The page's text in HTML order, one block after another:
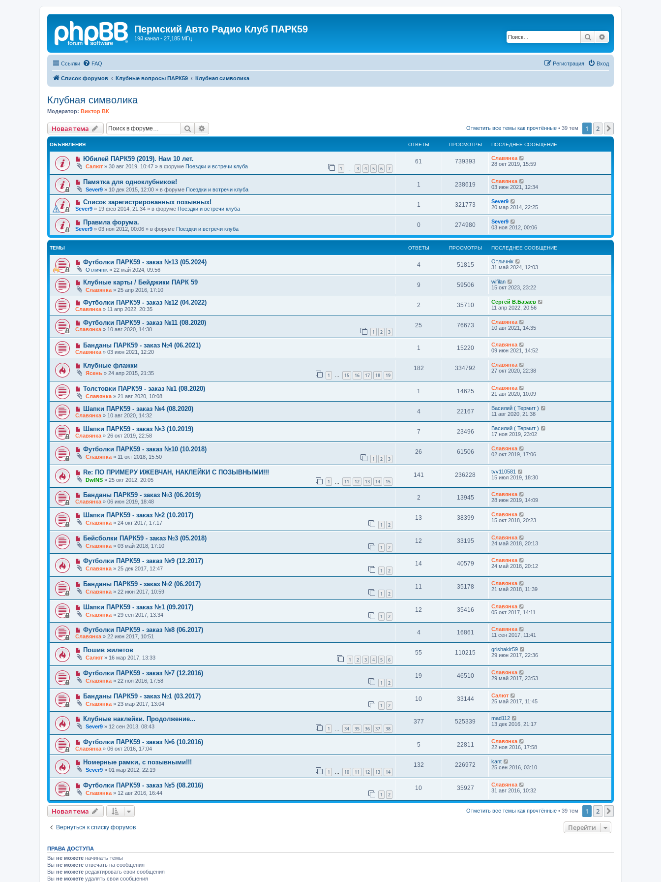
Пермский Авто Радио Клуб ПАРК59
19й канал - 27,185 МГц Поиск
Ссылки FAQ Вход
Регистрация
Список форумов Клубные вопросы ПАРК59 Клубная символика
Клубная символика
Модератор: Виктор ВК
Новая тема Поиск Отметить все темы как прочтённые • 39 тем 1 2
ОБЪЯВЛЕНИЯ ОТВЕТЫ ПРОСМОТРЫ ПОСЛЕДНЕЕ СООБЩЕНИЕ
Юбилей ПАРК59 (2019). Нам 10 лет.
Салют » 30 авг 2019, 10:47 » в форуме Поездки и встречи клуба 1 … 3 4 5 6 7
61 739393
Славянка
28 окт 2019, 15:59
Памятка для одноклубников!
Sever9 » 10 дек 2015, 12:00 » в форуме Поездки и встречи клуба
1 238619
Славянка
03 июн 2021, 12:34
Список зарегистрированных позывных!
Sever9 » 19 фев 2014, 21:34 » в форуме Поездки и встречи клуба
1 321773
Sever9
20 мар 2014, 22:25
Правила форума.
Sever9 » 03 ноя 2012, 00:06 » в форуме Поездки и встречи клуба
0 274980
Sever9
03 ноя 2012, 00:06
ТЕМЫ ОТВЕТЫ ПРОСМОТРЫ ПОСЛЕДНЕЕ СООБЩЕНИЕ
Футболки ПАРК59 - заказ №13 (05.2024)
Отличнiк » 22 май 2024, 09:56
4 51815
Отличнiк
31 май 2024, 12:03
Клубные карты / Бейджики ПАРК 59
Славянка » 25 апр 2016, 17:10
9 59506
wifilan
15 окт 2023, 23:22
Футболки ПАРК59 - заказ №12 (04.2022)
Славянка » 11 апр 2022, 20:35
2 35710
Сергей В.Базаев
11 апр 2022, 20:56
Футболки ПАРК59 - заказ №11 (08.2020)
Славянка » 10 авг 2020, 14:30 1 2 3
25 76673
Славянка
10 авг 2021, 14:35
Банданы ПАРК59 - заказ №4 (06.2021)
Славянка » 03 июн 2021, 12:20
1 15220
Славянка
09 июн 2021, 14:52
Клубные флажки
Ясень » 24 апр 2015, 21:35 1 … 15 16 17 18 19
182 334792
Славянка
27 окт 2020, 22:38
Толстовки ПАРК59 - заказ №1 (08.2020)
Славянка » 21 авг 2020, 10:08
1 14625
Славянка
21 авг 2020, 10:09
Шапки ПАРК59 - заказ №4 (08.2020)
Славянка » 10 авг 2020, 14:32
4 22167
Василий ( Термит )
11 авг 2020, 21:38
Шапки ПАРК59 - заказ №3 (10.2019)
Славянка » 26 окт 2019, 22:58
7 23496
Василий ( Термит )
17 ноя 2019, 23:02
Футболки ПАРК59 - заказ №10 (10.2018)
Славянка » 11 окт 2018, 15:50 1 2 3
26 61506
Славянка
02 окт 2019, 17:06
Re: ПО ПРИМЕРУ ИЖЕВЧАН, НАКЛЕЙКИ С ПОЗЫВНЫМИ!!!
DwINS » 25 окт 2012, 20:05 1 11 12 13 14 15
141 236228
tvv110581
15 июл 2019, 18:30
Банданы ПАРК59 - заказ №3 (06.2019)
Славянка » 06 июн 2019, 18:48
2 13945
Славянка
28 июн 2019, 14:09
Шапки ПАРК59 - заказ №2 (10.2017)
Славянка » 24 окт 2017, 17:17 1 2
13 38399
Славянка
15 окт 2018, 20:23
Бейсболки ПАРК59 - заказ №3 (05.2018)
Славянка » 03 май 2018, 17:10 1 2
12 33195
Славянка
24 май 2018, 20:13
Футболки ПАРК59 - заказ №9 (12.2017)
Славянка» 25 дек 2017, 12:47 1 2
14 40579
Славянка
24 май 2018, 20:12
Банданы ПАРК59 - заказ №2 (06.2017)
Славянка » 22 июн 2017, 10:59 1 2
11 35178
Славянка
21 май 2018, 11:39
Шапки ПАРК59 - заказ №1 (09.2017)
Славянка » 29 сен 2017, 13:34 1 2
12 35416
Славянка
05 окт 2017, 14:11
Футболки ПАРК59 - заказ №8 (06.2017)
Славянка» 22 июн 2017, 10:51
4 16861
Славянка
11 сен 2017, 11:41
Пошив жилетов
Салют » 16 мар 2017, 13:33 1 2 3 4 5 6
55 110215
grishakir59
29 июн 2017, 22:36
Футболки ПАРК59 - заказ №7 (12.2016)
Славянка » 22 ноя 2016, 17:58 1 2
19 46510
Славянка
29 май 2017, 23:53
Банданы ПАРК59 - заказ №1 (03.2017)
Славянка » 23 мар 2017, 13:04 1 2
10 33144
Салют
25 май 2017, 11:45
Клубные наклейки. Продолжение...
Sever9 » 12 сен 2013, 08:43 1 … 34 35 36 37 38
377 525339
mad112
13 дек 2016, 21:17
Футболки ПАРК59 - заказ №6 (10.2016)
Славянка » 06 окт 2016, 17:04
5 22811
Славянка
22 ноя 2016, 17:58
Номерные рамки, с позывными!!!
Sever9 » 01 мар 2012, 22:19 1 … 10 11 12 13 14
132 226972
kant
25 сен 2016, 03:10
Футболки ПАРК59 - заказ №5 (08.2016)
Славянка » 12 авг 2016, 16:44 1 2
10 35927
Славянка
31 авг 2016, 10:32
Новая тема Отметить все темы как прочтённые • 39 тем 1 2
Вернуться к списку форумов Перейти
ПРАВА ДОСТУПА
Вы не можете начинать темы
Вы не можете отвечать на сообщения
Вы не можете редактировать свои сообщения
Вы не можете удалять свои сообщения